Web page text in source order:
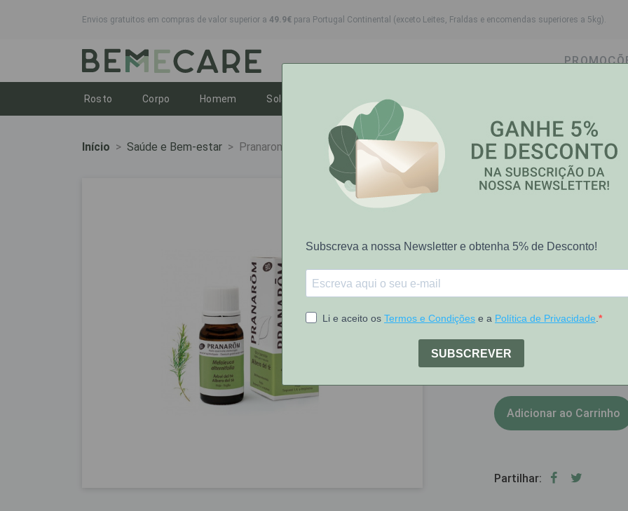
Envios gratuitos em compras de valor superior a 49.9€ para Portugal Continental (exceto Leites, Fraldas e encomendas superiores a 5kg).
Rosto Toggle dropdown
Corpo Toggle dropdown
Homem Toggle dropdown
Solares Toggle dropdownToggle dropdown
Higiene Oral
Início Saúde e Bem-estar Pranarom Oleo Essencial Arvore do Chá 10ml
Pranarôm
Pranarom
10ml
[COD 6951244]
Adicionar ao Carrinho
Partilhar: